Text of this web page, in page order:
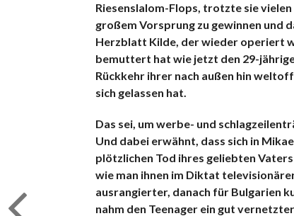
Riesenslalom-Flops, trotzte sie
großem Vorsprung zu gewinnen und
Herzblatt Kilde, der wieder operiert
bemuttert hat wie jetzt den 29-
Rückkehr ihrer nach außen hin
sich gelassen hat.
Das sei, um werbe- und
Und dabei erwähnt, dass sich in
plötzlichen Tod ihres geliebten
wie man ihnen im Diktat
ausrangierter, danach für Bulgarien
nahm den Teenager ein gut